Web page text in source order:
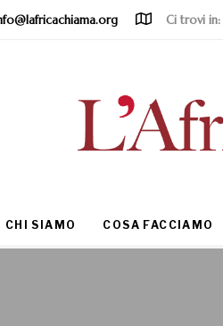
Ci trovi in:
CHI SIAMO COSA FACCIAMO